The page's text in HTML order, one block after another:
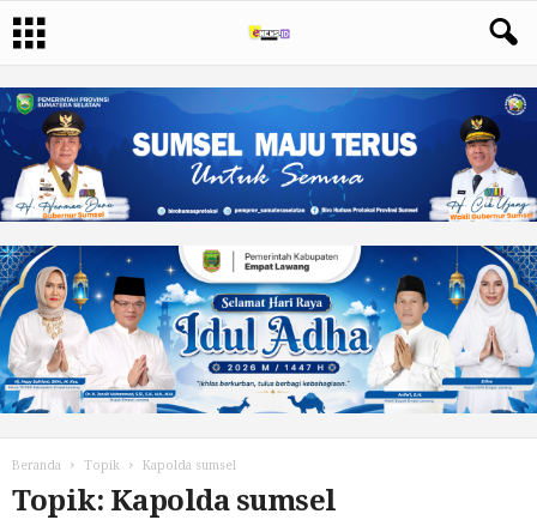
Beranda Topik Kapolda sumsel
Topik: Kapolda sumsel